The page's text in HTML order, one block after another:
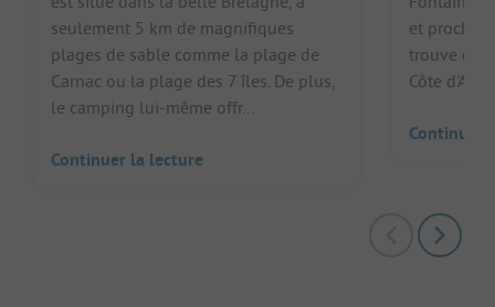
seulement 5 km de magnifiques
plages de sable comme la plage de
Carnac ou la plage des 7 îles. De plus,
le camping lui-même offr...
Continuer la lecture
et proche
trouve
Côte
Continuer